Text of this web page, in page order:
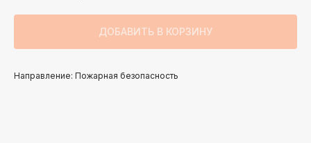
ДОБАВИТЬ В КОРЗИНУ
Направление: Пожарная безопасность